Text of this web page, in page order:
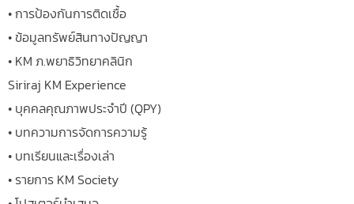
• การป้องกันการติดเชื้อ
• ข้อมูลทรัพย์สินทางปัญญา
• KM ภ.พยาธิวิทยาคลินิก
Siriraj KM Experience
• บุคคลคุณภาพประจำปี (QPY)
• บทความการจัดการความรู้
• บทเรียนและเรื่องเล่า
• รายการ KM Society